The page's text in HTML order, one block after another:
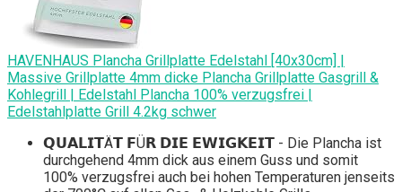
HAVENHAUS Plancha Grillplatte Edelstahl [40x30cm] |
Massive Grillplatte 4mm dicke Plancha Grillplatte Gasgrill &
Kohlegrill | Edelstahl Plancha 100% verzugsfrei |
Edelstahlplatte Grill 4.2kg schwer
𝗤𝗨𝗔𝗟𝗜𝗧Ä𝗧 𝗙Ü𝗥 𝗗𝗜𝗘 𝗘𝗪𝗜𝗚𝗞𝗘𝗜𝗧 - Die Plancha ist
durchgehend 4mm dick aus einem Guss und somit
100% verzugsfrei auch bei hohen Temperaturen jenseits